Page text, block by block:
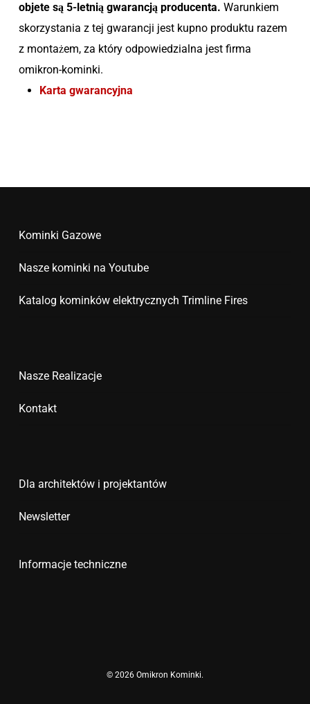
objete są 5-letnią gwarancją producenta. Warunkiem
skorzystania z tej gwarancji jest kupno produktu razem
z montażem, za który odpowiedzialna jest firma
omikron-kominki.
Karta gwarancyjna
Kominki Gazowe
Nasze kominki na Youtube
Katalog kominków elektrycznych Trimline Fires
Nasze Realizacje
Kontakt
Dla architektów i projektantów
Newsletter
Informacje techniczne
© 2026 Omikron Kominki.